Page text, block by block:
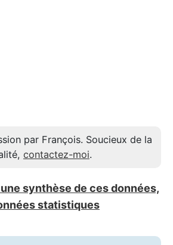
par François. Soucieux de la
contactez-moi.
synthèse de ces données,
statistiques